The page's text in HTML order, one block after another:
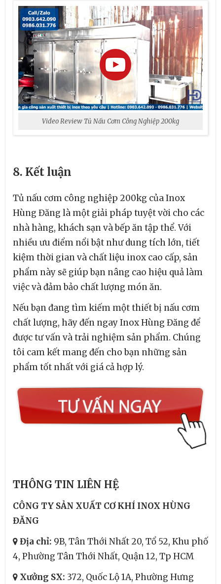
Video Review Tủ Nấu Cơm Công Nghiệp 200kg
8. Kết luận
Tủ nấu cơm công nghiệp 200kg của Inox
Hùng Đăng là một giải pháp tuyệt vời cho các
nhà hàng, khách sạn và bếp ăn tập thể. Với
nhiều ưu điểm nổi bật như dung tích lớn, tiết
kiệm thời gian và chất liệu inox cao cấp, sản
phẩm này sẽ giúp bạn nâng cao hiệu quả làm
việc và đảm bảo chất lượng món ăn.
Nếu bạn đang tìm kiếm một thiết bị nấu cơm
chất lượng, hãy đến ngay Inox Hùng Đăng để
được tư vấn và trải nghiệm sản phẩm. Chúng
tôi cam kết mang đến cho bạn những sản
phẩm tốt nhất với giá cả hợp lý.
THÔNG TIN LIÊN HỆ
CÔNG TY SẢN XUẤT CƠ KHÍ INOX HÙNG
ĐĂNG
Địa chỉ: 9B, Tân Thới Nhất 20, Tổ 52, Khu phố
4, Phường Tân Thới Nhất, Quận 12, Tp HCM
Xưởng SX: 372, Quốc Lộ 1A, Phường Hưng